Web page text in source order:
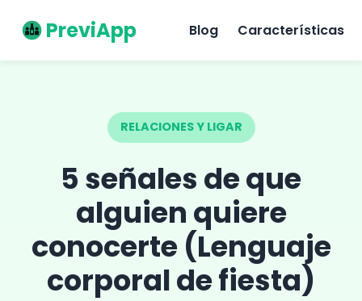
PreviApp Blog Características
RELACIONES Y LIGAR
5 señales de que
alguien quiere
conocerte (Lenguaje
corporal de fiesta)